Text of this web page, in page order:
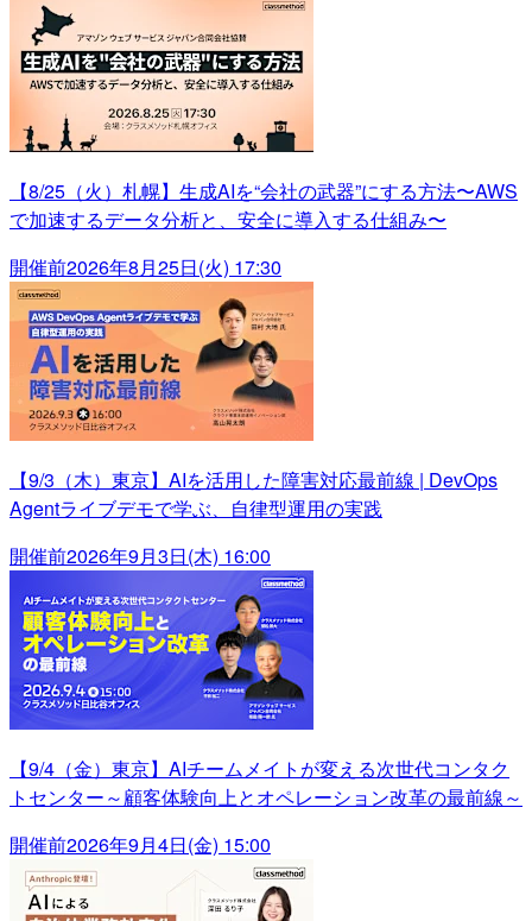
【8/25（火）札幌】生成AIを“会社の武器”にする方法〜AWS
で加速するデータ分析と、安全に導入する仕組み〜
開催前2026年8月25日(火) 17:30
【9/3（木）東京】AIを活用した障害対応最前線 | DevOps
Agentライブデモで学ぶ、自律型運用の実践
開催前2026年9月3日(木) 16:00
【9/4（金）東京】AIチームメイトが変える次世代コンタク
トセンター～顧客体験向上とオペレーション改革の最前線～
開催前2026年9月4日(金) 15:00